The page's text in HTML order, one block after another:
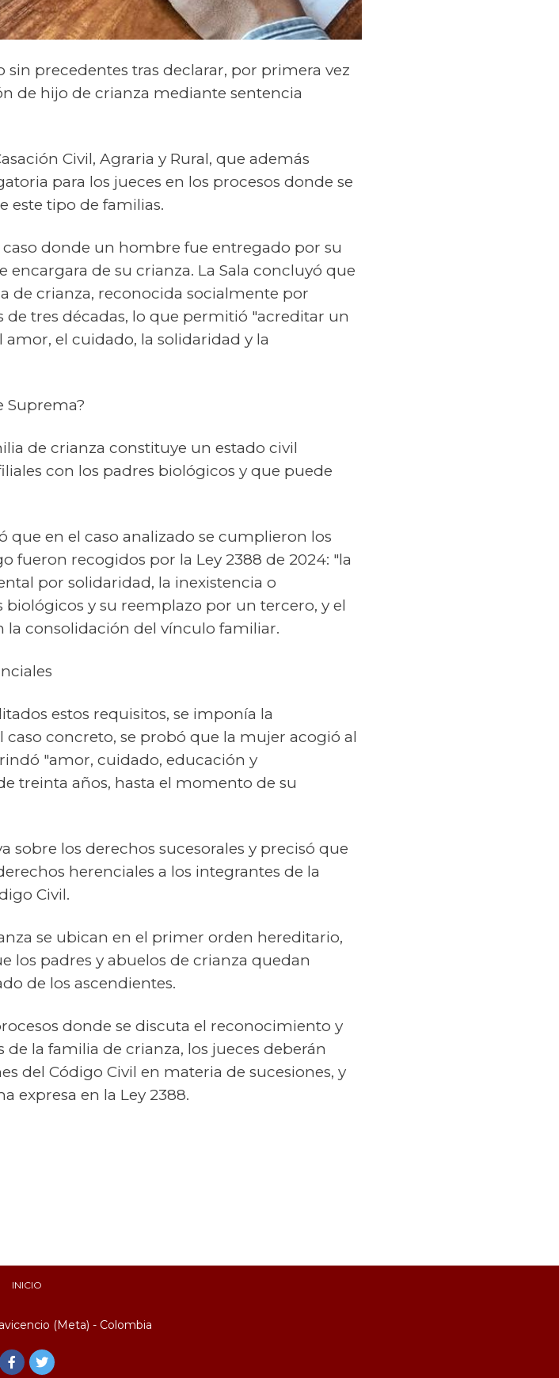
precedentes tras declarar, por primera vez
de hijo de crianza mediante sentencia
Civil, Agraria y Rural, que además
para los jueces en los procesos donde se
este tipo de familias.
donde un hombre fue entregado por su
de su crianza. La Sala concluyó que
de crianza, reconocida socialmente por
tres décadas, lo que permitió "acreditar un
el cuidado, la solidaridad y la
Suprema?
de crianza constituye un estado civil
con los padres biológicos y que puede
que en el caso analizado se cumplieron los
fueron recogidos por la Ley 2388 de 2024: "la
por solidaridad, la inexistencia o
y su reemplazo por un tercero, y el
la consolidación del vínculo familiar.
estos requisitos, se imponía la
concreto, se probó que la mujer acogió al
"amor, cuidado, educación y
treinta años, hasta el momento de su
los derechos sucesorales y precisó que
herenciales a los integrantes de la
Civil.
se ubican en el primer orden hereditario,
los padres y abuelos de crianza quedan
de los ascendientes.
donde se discuta el reconocimiento y
la familia de crianza, los jueces deberán
del Código Civil en materia de sucesiones, y
expresa en la Ley 2388.
INICIO
(Meta) - Colombia